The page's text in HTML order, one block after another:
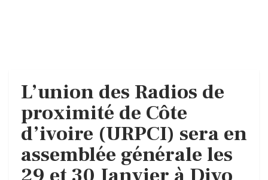
L’union des Radios de
proximité de Côte
d’ivoire (URPCI) sera en
assemblée générale les